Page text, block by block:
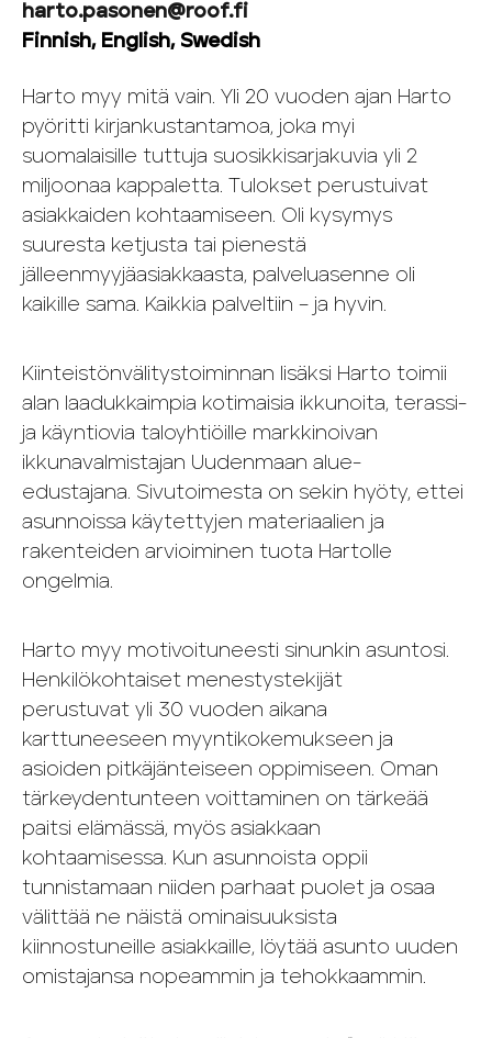
harto.pasonen@roof.fi
Finnish, English, Swedish
Harto myy mitä vain. Yli 20 vuoden ajan Harto
pyöritti kirjankustantamoa, joka myi
suomalaisille tuttuja suosikkisarjakuvia yli 2
miljoonaa kappaletta. Tulokset perustuivat
asiakkaiden kohtaamiseen. Oli kysymys
suuresta ketjusta tai pienestä
jälleenmyyjäasiakkaasta, palveluasenne oli
kaikille sama. Kaikkia palveltiin – ja hyvin.
Kiinteistönvälitystoiminnan lisäksi Harto toimii
alan laadukkaimpia kotimaisia ikkunoita, terassi-
ja käyntiovia taloyhtiöille markkinoivan
ikkunavalmistajan Uudenmaan alue-
edustajana. Sivutoimesta on sekin hyöty, ettei
asunnoissa käytettyjen materiaalien ja
rakenteiden arvioiminen tuota Hartolle
ongelmia.
Harto myy motivoituneesti sinunkin asuntosi.
Henkilökohtaiset menestystekijät
perustuvat yli 30 vuoden aikana
karttuneeseen myyntikokemukseen ja
asioiden pitkäjänteiseen oppimiseen. Oman
tärkeydentunteen voittaminen on tärkeää
paitsi elämässä, myös asiakkaan
kohtaamisessa. Kun asunnoista oppii
tunnistamaan niiden parhaat puolet ja osaa
välittää ne näistä ominaisuuksista
kiinnostuneille asiakkaille, löytää asunto uuden
omistajansa nopeammin ja tehokkaammin.